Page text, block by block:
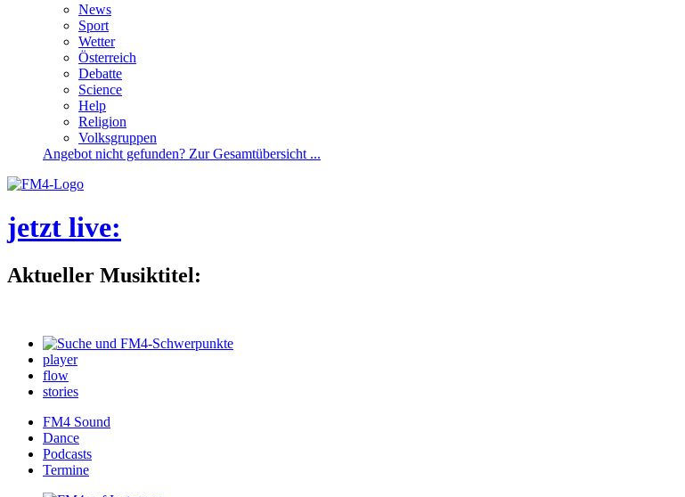
News
Sport
Wetter
Österreich
Debatte
Science
Help
Religion
Volksgruppen
Angebotnichtgefunden?ZurGesamtübersicht...
jetztlive:
AktuellerMusiktitel:
player
flow
stories
FM4Sound
Dance
Podcasts
Termine